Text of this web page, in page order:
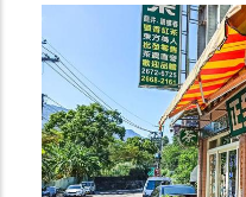
生本人的技術，也
也再次證明了三
術。 周平國先生
是「天、地、人」
候環境，選用適作
一項都是經驗的積
業。 日盛製茶不